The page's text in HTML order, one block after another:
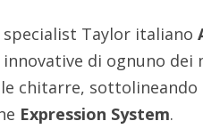
specialist Taylor italiano
di ognuno dei
chitarre, sottolineando
Expression System.